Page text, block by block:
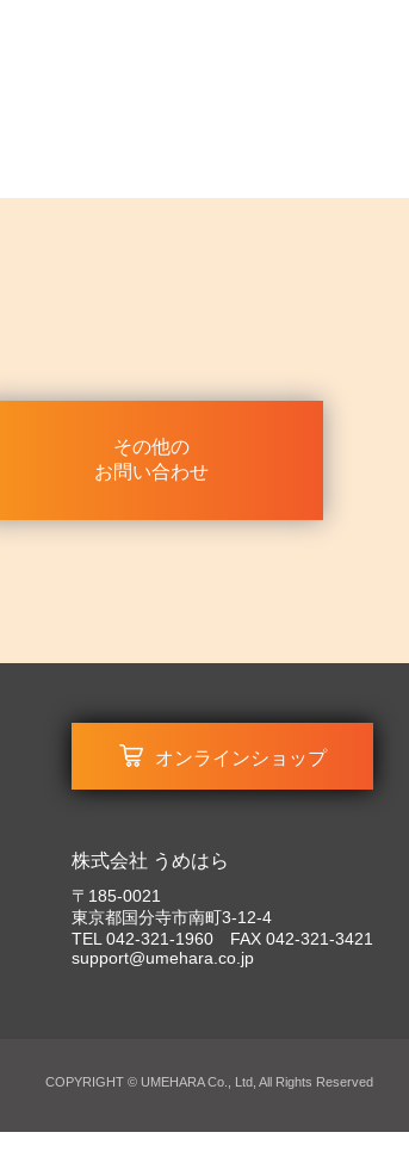
その他の
お問い合わせ
オンラインショップ
株式会社 うめはら
〒185-0021
東京都国分寺市南町3-12-4
TEL 042-321-1960 FAX 042-321-3421
support@umehara.co.jp
COPYRIGHT © UMEHARA Co., Ltd, All Rights Reserved